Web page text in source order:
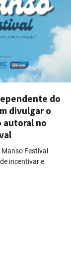
do
divulgar o
autoral no
Festival
incentivar e